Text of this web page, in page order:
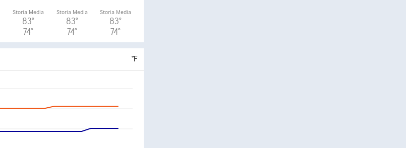
Storia Media
83°
74°
Storia Media
83°
74°
Storia Media
83°
74°
°F